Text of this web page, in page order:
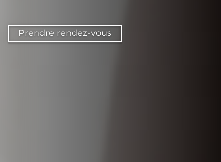
Prendre rendez-vous